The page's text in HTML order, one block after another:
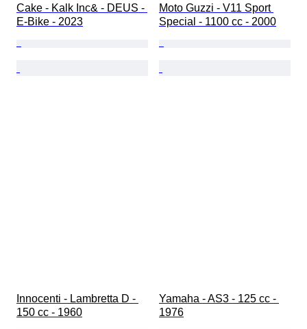
Cake - Kalk Inc& - DEUS -
E-Bike - 2023
Moto Guzzi - V11 Sport
Special - 1100 cc - 2000
Innocenti - Lambretta D -
150 cc - 1960
Yamaha - AS3 - 125 cc -
1976